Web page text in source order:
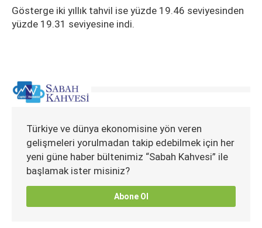
Gösterge iki yıllık tahvil ise yüzde 19.46 seviyesinden
yüzde 19.31 seviyesine indi.
Türkiye ve dünya ekonomisine yön veren
gelişmeleri yorulmadan takip edebilmek için her
yeni güne haber bültenimiz “Sabah Kahvesi” ile
başlamak ister misiniz?
Abone Ol